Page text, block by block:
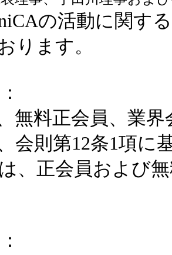
の活動に関す
ります。
無料正会員、業界
則第12条1項に
、正会員および